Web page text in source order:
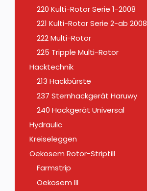
220 Kulti-Rotor Serie 1-2008
221 Kulti-Rotor Serie 2-ab 2008
222 Multi-Rotor
225 Tripple Multi-Rotor
Hacktechnik
213 Hackbürste
237 Sternhackgerät Haruwy
240 Hackgerät Universal
Hydraulic
Kreiseleggen
Oekosem Rotor-Striptill
Farmstrip
Oekosem III